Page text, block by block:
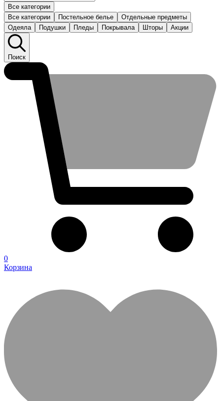
Все категории
Все категории
Постельное белье
Отдельные предметы
Одеяла
Подушки Пледы Покрывала Шторы Акции
Поиск
0
Корзина